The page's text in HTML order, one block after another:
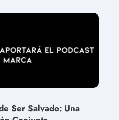
Ser Salvado: Una